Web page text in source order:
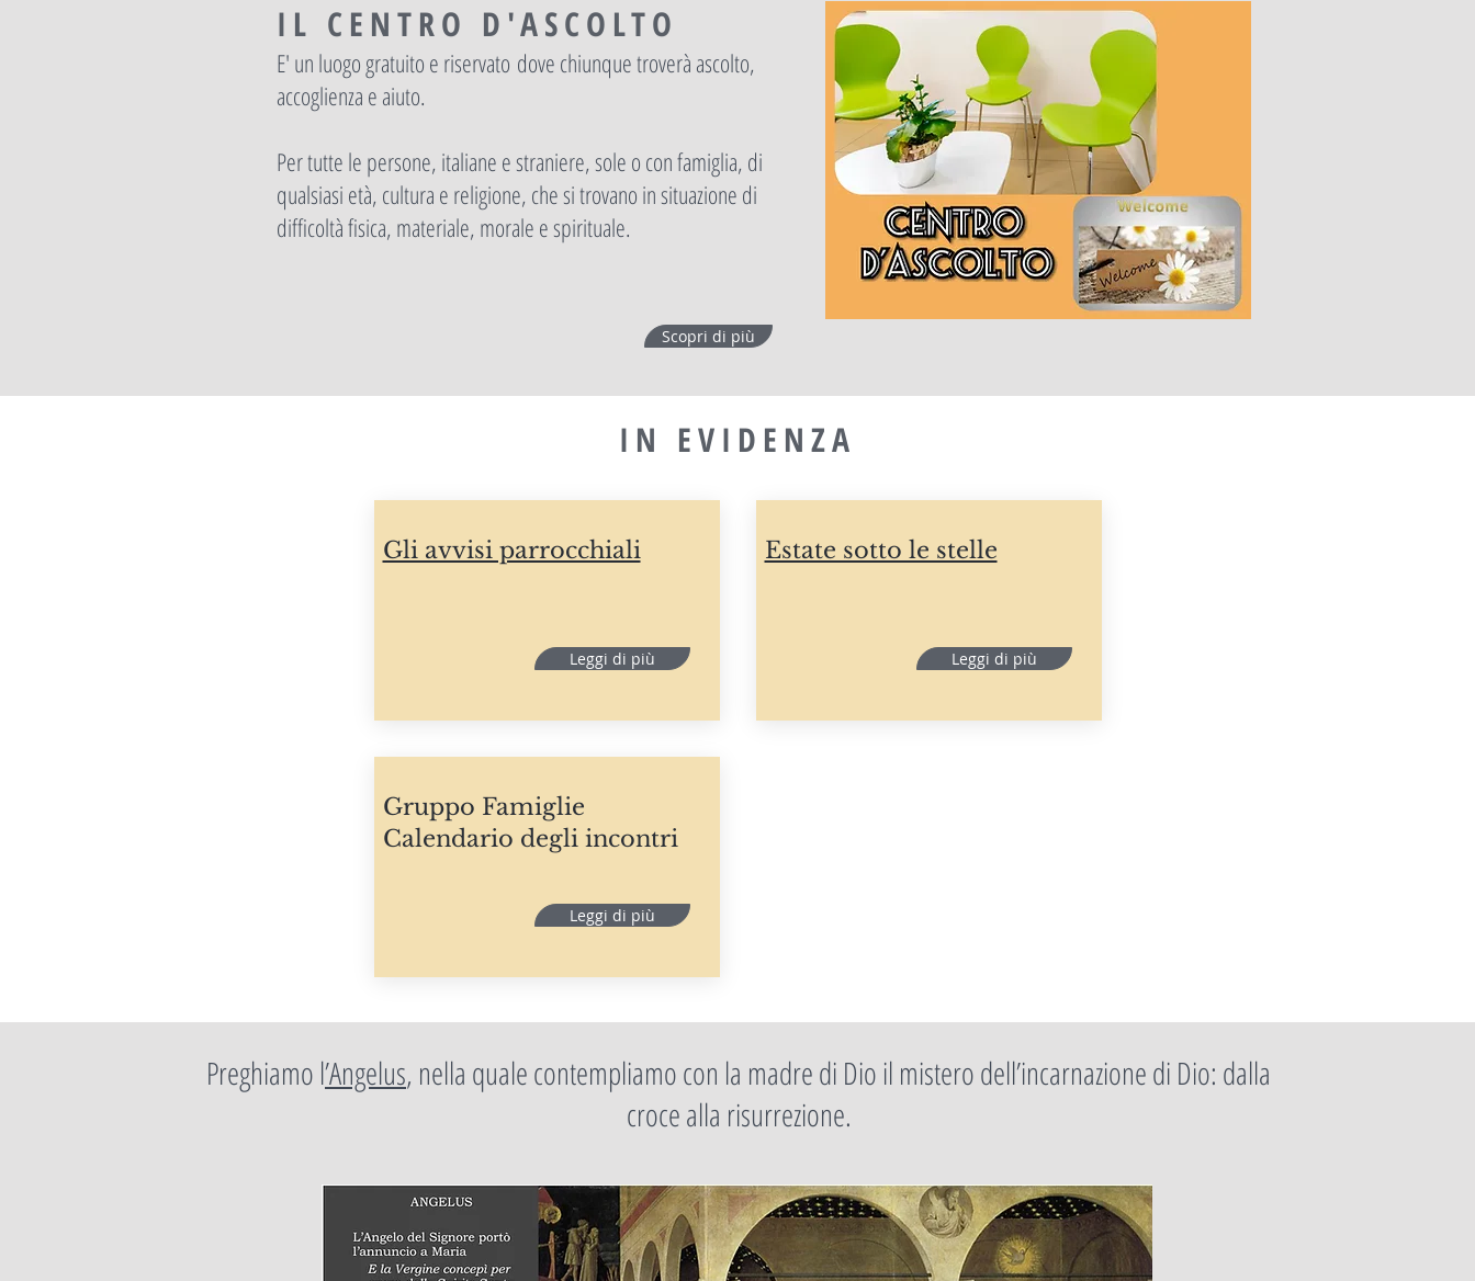
IL CENTRO D'ASCOLTO
E' un luogo gratuito e riservato dove chiunque troverà ascolto,
accoglienza e aiuto.
Per tutte le persone, italiane e straniere, sole o con famiglia, di
qualsiasi età, cultura e religione, che si trovano in situazione di
difficoltà fisica, materiale, morale e spirituale.
Scopri di più
IN EVIDENZA
Gli avvisi parrocchiali
Leggi di più
Gruppo Famiglie
Calendario degli incontri
Leggi di più
Estate sotto le stelle
Leggi di più
Preghiamo l’Angelus, nella quale contempliamo con la madre di Dio il mistero dell’incarnazione di Dio: dalla
croce alla risurrezione.